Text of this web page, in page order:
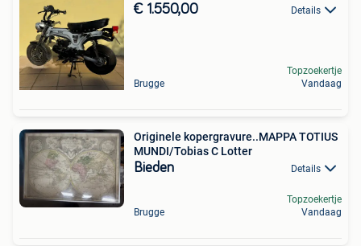
€ 1.550,00 Details
Brugge
Topzoekertje
Vandaag
Originele kopergravure..MAPPA TOTIUS
MUNDI/Tobias C Lotter
Bieden Details
Brugge
Topzoekertje
Vandaag